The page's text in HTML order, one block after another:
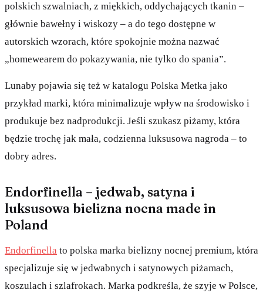
polskich szwalniach, z miękkich, oddychających tkanin –
głównie bawełny i wiskozy – a do tego dostępne w
autorskich wzorach, które spokojnie można nazwać
„homewearem do pokazywania, nie tylko do spania”.
Lunaby pojawia się też w katalogu Polska Metka jako
przykład marki, która minimalizuje wpływ na środowisko i
produkuje bez nadprodukcji. Jeśli szukasz piżamy, która
będzie trochę jak mała, codzienna luksusowa nagroda – to
dobry adres.
Endorfinella – jedwab, satyna i
luksusowa bielizna nocna made in
Poland
Endorfinella to polska marka bielizny nocnej premium, która
specjalizuje się w jedwabnych i satynowych piżamach,
koszulach i szlafrokach. Marka podkreśla, że szyje w Polsce,